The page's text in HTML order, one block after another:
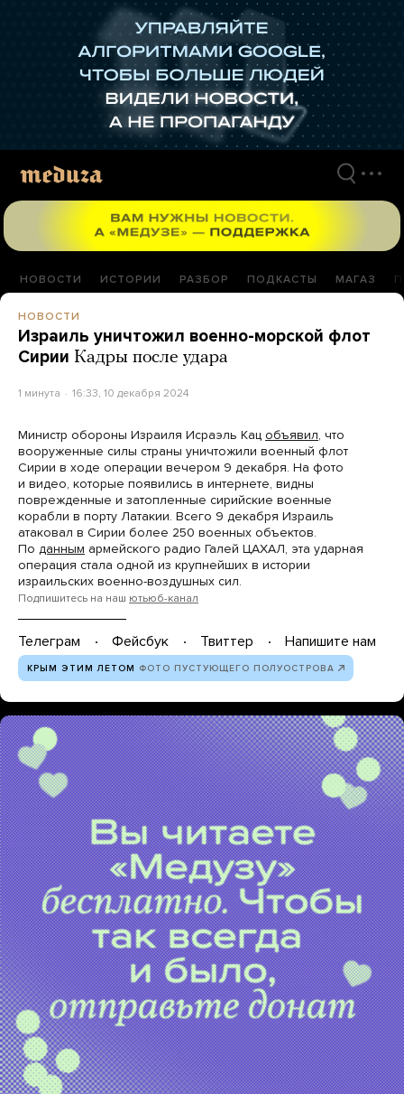
НОВОСТИ ИСТОРИИ РАЗБОР ПОДКАСТЫ МАГАЗ
НОВОСТИ
Израиль уничтожил военно-морской флот
Сирии Кадры после удара
1 минута 16:33, 10 декабря 2024
Министр обороны Израиля Исраэль Кац объявил, что
вооруженные силы страны уничтожили военный флот
Сирии в ходе операции вечером 9 декабря. На фото
и видео, которые появились в интернете, видны
поврежденные и затопленные сирийские военные
корабли в порту Латакии. Всего 9 декабря Израиль
атаковал в Сирии более 250 военных объектов.
По данным армейского радио Галей ЦАХАЛ, эта ударная
операция стала одной из крупнейших в истории
израильских военно-воздушных сил.
Подпишитесь на наш ютьюб-канал
Телеграм Фейсбук Твиттер Напишите нам
КРЫМ ЭТИМ ЛЕТОМ ФОТО ПУСТУЮЩЕГО ПОЛУОСТРОВА